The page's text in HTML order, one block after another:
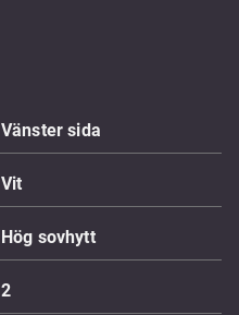
Vänster sida
Vit
Hög sovhytt
2